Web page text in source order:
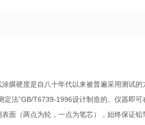
膜硬度是自八十年代以来被普遍采用测试的
法”GB/T6739-1996设计制造的。仪器即
面（两点为轮，一点为笔芯），始终保证